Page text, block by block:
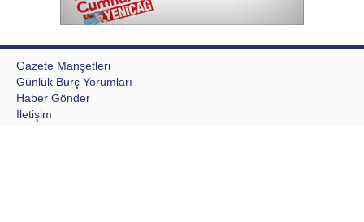
Gazete Manşetleri
Günlük Burç Yorumları
Haber Gönder
İletişim